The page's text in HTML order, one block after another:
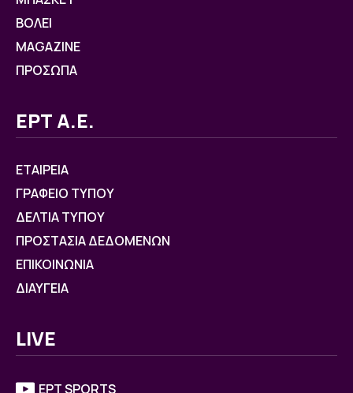
ΒOΛΕΙ
MAGAZINE
ΠΡΟΣΩΠΑ
ΕΡΤ Α.Ε.
ΕΤΑΙΡΕΙΑ
ΓΡΑΦΕΙΟ ΤΥΠΟΥ
ΔΕΛΤΙΑ ΤΥΠΟΥ
ΠΡΟΣΤΑΣΙΑ ΔΕΔΟΜΕΝΩΝ
ΕΠΙΚΟΙΝΩΝΙΑ
ΔΙΑΥΓΕΙΑ
LIVE
ΕΡΤ SPORTS